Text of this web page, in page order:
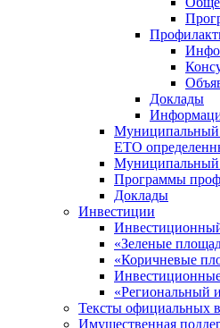
Доклады
Муниципальный
ЕТО
Программы
Доклады
Инвестиции
«Зеленые
«Коричневые
«Региональный
Тексты официальных
Имущественная